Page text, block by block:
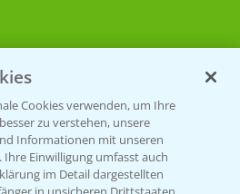
Cookies verwenden, um Ihre
zu verstehen, unsere
Informationen mit unseren
Einwilligung umfasst auch
im Detail dargestellten